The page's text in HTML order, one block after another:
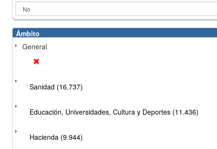
Ámbito
General
Sanidad (16.737)
Educación, Universidades, Cultura y Deportes (11.436)
Hacienda (9.944)